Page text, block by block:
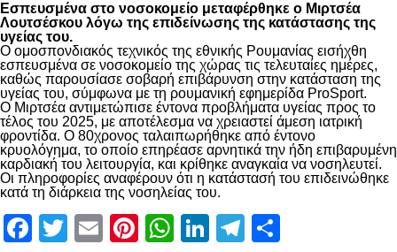
Εσπευσμένα στο νοσοκομείο μεταφέρθηκε ο Μιρτσέα
Λουτσέσκου λόγω της επιδείνωσης της κατάστασης της
υγείας του.
Ο ομοσπονδιακός τεχνικός της εθνικής Ρουμανίας εισήχθη
εσπευσμένα σε νοσοκομείο της χώρας τις τελευταίες ημέρες,
καθώς παρουσίασε σοβαρή επιβάρυνση στην κατάσταση της
υγείας του, σύμφωνα με τη ρουμανική εφημερίδα ProSport.
Ο Μιρτσέα αντιμετώπισε έντονα προβλήματα υγείας προς το
τέλος του 2025, με αποτέλεσμα να χρειαστεί άμεση ιατρική
φροντίδα. Ο 80χρονος ταλαιπωρήθηκε από έντονο
κρυολόγημα, το οποίο επηρέασε αρνητικά την ήδη επιβαρυμένη
καρδιακή του λειτουργία, και κρίθηκε αναγκαία να νοσηλευτεί.
Οι πληροφορίες αναφέρουν ότι η κατάστασή του επιδεινώθηκε
κατά τη διάρκεια της νοσηλείας του.
Facebook
Twitter
EmailPinterest
WhatsApp
LinkedIn
Telegram